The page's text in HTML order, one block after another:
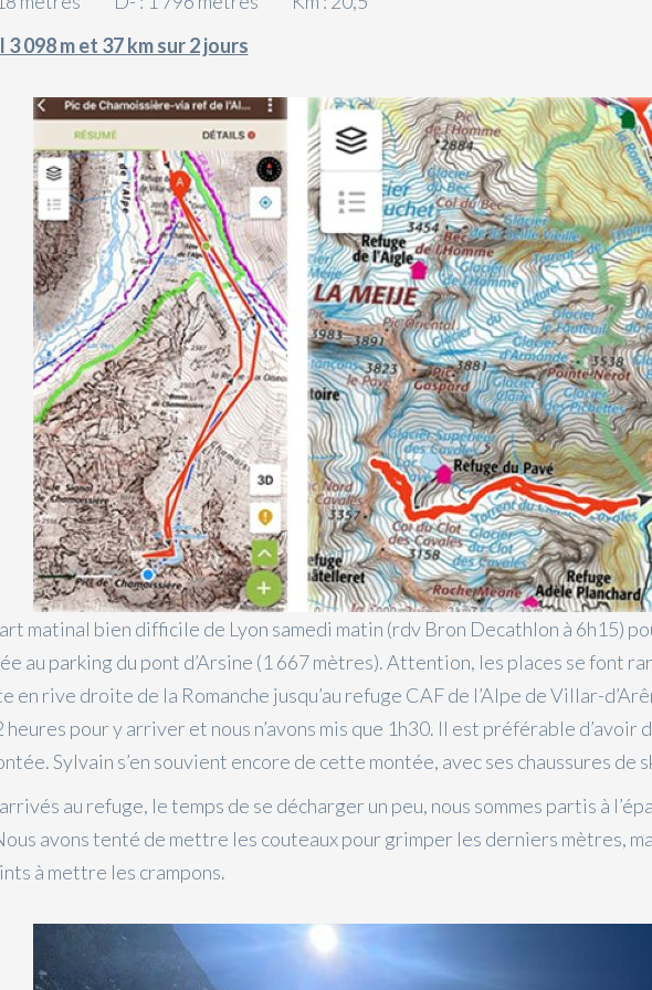
098 m et 37 km sur 2 jours
matinal bien difficile de Lyon samedi matin (rdv Bron Decathlon à 6h15)
au parking du pont d’Arsine (1 667 mètres). Attention, les places se font
en rive droite de la Romanche jusqu’au refuge CAF de l’Alpe de Villar-
pour y arriver et nous n’avons mis que 1h30. Il est préférable d’avoir
Sylvain s’en souvient encore de cette montée, avec ses chaussures de
au refuge, le temps de se décharger un peu, nous sommes partis à
avons tenté de mettre les couteaux pour grimper les derniers mètres,
à mettre les crampons.